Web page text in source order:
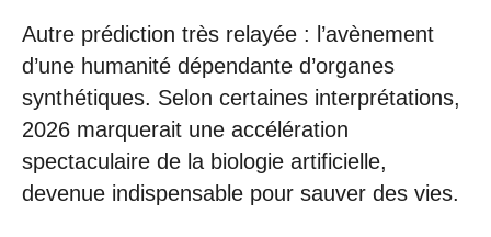
Autre prédiction très relayée : l’avènement
d’une humanité dépendante d’organes
synthétiques. Selon certaines interprétations,
2026 marquerait une accélération
spectaculaire de la biologie artificielle,
devenue indispensable pour sauver des vies.